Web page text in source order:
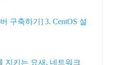
구축하기] 3. CentOS 설
지키는 요새, 네트워크